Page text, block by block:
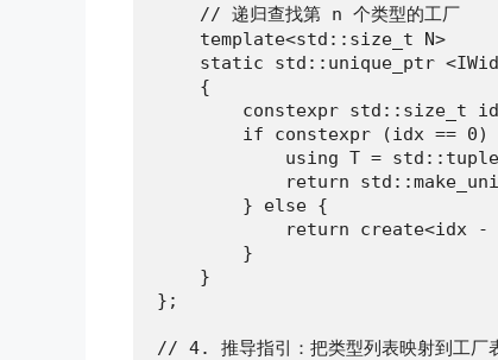
    // 递归查找第 n 个类型的工厂
    template<std::size_t N>
static std::unique_ptr
    {
constexpr std::size_t
if constexpr (idx == 0)
using T =
return
        } else {
return create<idx -
        }
    }
};
// 4. 推导指引：把类型列表映射到工厂